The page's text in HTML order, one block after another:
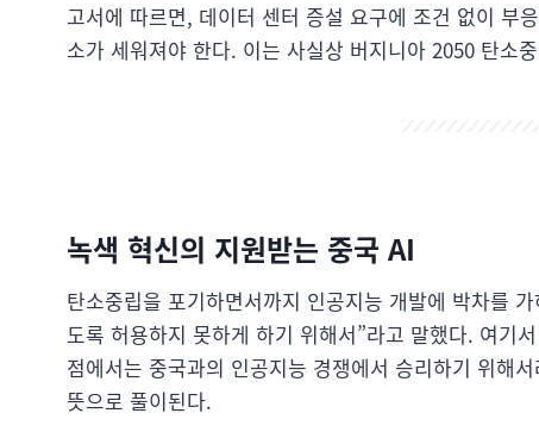
고서에 따르면, 데이터 센터 증설 요구에 조건 없이 부
소가 세워져야 한다. 이는 사실상 버지니아 2050 탄소
녹색 혁신의 지원받는 중국 AI
탄소중립을 포기하면서까지 인공지능 개발에 박차를
도록 허용하지 못하게 하기 위해서”라고 말했다. 여기
점에서는 중국과의 인공지능 경쟁에서 승리하기 위해
뜻으로 풀이된다.